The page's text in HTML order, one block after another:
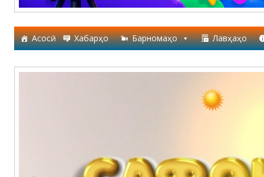
Асосӣ Хабарҳо Барномаҳо Лавҳаҳо